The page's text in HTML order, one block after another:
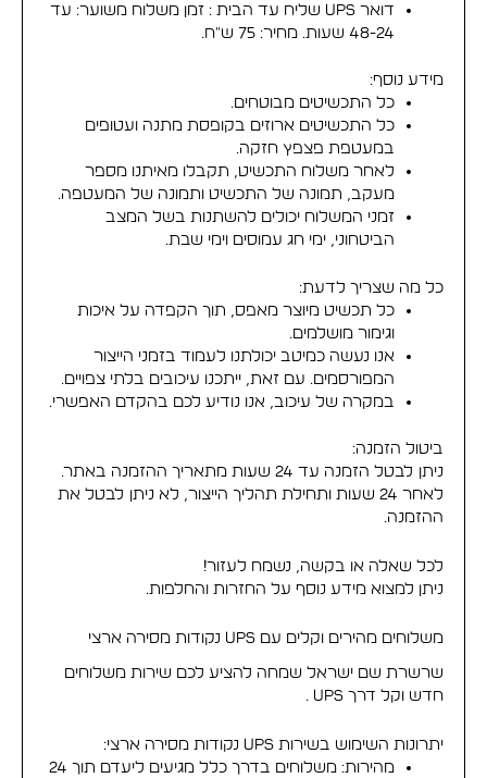
דואר UPS שליח עד הבית : זמן משלוח משוער: עד
48-24 שעות. מחיר: 75 ש"ח.
מידע נוסף:
כל התכשיטים מבוטחים.
כל התכשיטים ארוזים בקופסת מתנה ועטופים
במעטפת פצפץ חזקה.
לאחר משלוח התכשיט, תקבלו מאיתנו מספר
מעקב, תמונה של התכשיט ותמונה של המעטפה.
זמני המשלוח יכולים להשתנות בשל המצב
הביטחוני, ימי חג עמוסים וימי שבת.
כל מה שצריך לדעת:
כל תכשיט מיוצר מאפס, תוך הקפדה על איכות
וגימור מושלמים.
אנו נעשה כמיטב יכולתנו לעמוד בזמני הייצור
המפורסמים. עם זאת, ייתכנו עיכובים בלתי צפויים.
במקרה של עיכוב, אנו נודיע לכם בהקדם האפשרי.
ביטול הזמנה:
ניתן לבטל הזמנה עד 24 שעות מתאריך ההזמנה באתר.
לאחר 24 שעות ותחילת תהליך הייצור, לא ניתן לבטל את
ההזמנה.
לכל שאלה או בקשה, נשמח לעזור!
ניתן למצוא מידע נוסף על החזרות והחלפות.
משלוחים מהירים וקלים עם UPS נקודות מסירה ארצי
שרשרת שם ישראל שמחה להציע לכם שירות משלוחים
חדש וקל דרך UPS .
יתרונות השימוש בשירות UPS נקודות מסירה ארצי:
מהירות: משלוחים בדרך כלל מגיעים ליעדם תוך 24